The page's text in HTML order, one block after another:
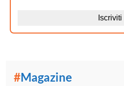
#Magazine